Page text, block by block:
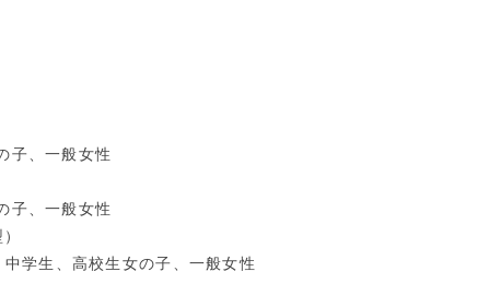
、一般女性
、一般女性
学生、高校生女の子、一般女性